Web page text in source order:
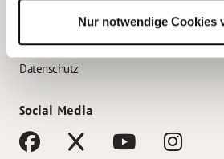
Nur notwendige Cookies
Impressum
Datenschutz
Social Media